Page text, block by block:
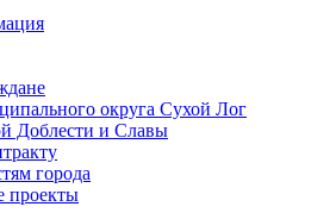
округа Сухой Лог
Доблести и Славы
города
проекты